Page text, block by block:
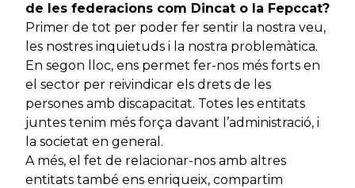
de les federacions com Dincat o la Fepccat?
Primer de tot per poder fer sentir la nostra veu,
les nostres inquietuds i la nostra problemàtica.
En segon lloc, ens permet fer-nos més forts en
el sector per reivindicar els drets de les
persones amb discapacitat. Totes les entitats
juntes tenim més força davant l’administració, i
la societat en general.
A més, el fet de relacionar-nos amb altres
entitats també ens enriqueix, compartim